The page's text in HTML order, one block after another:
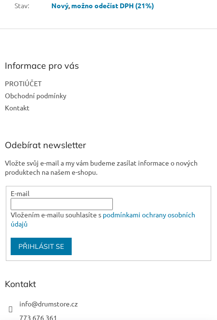
Stav: Nový, možno odečíst DPH (21%)
Z
Informace pro vás
PROTIÚČET
Obchodní podmínky
Kontakt
Odebírat newsletter
Vložte svůj e-mail a my vám budeme zasílat informace o nových
produktech na našem e-shopu.
E-mail
Vložením e-mailu souhlasíte s podmínkami ochrany osobních
údajů
PŘIHLÁSIT SE
Kontakt
info@drumstore.cz
773 676 361